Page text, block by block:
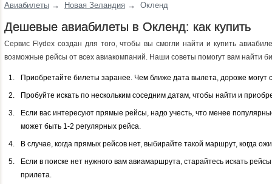
Авиабилеты → Новая Зеландия → Окленд
Дешевые авиабилеты в Окленд: как купить
Сервис Flydex создан для того, чтобы вы смогли найти и купить
возможные рейсы от всех авиакомпаний. Наши советы помогут вам найти
Приобретайте билеты заранее. Чем ближе дата вылета, дороже могут
Пробуйте искать по нескольким соседним датам, чтобы найти и
Если вас интересуют прямые рейсы, надо учесть, что менее
может быть 1-2 регулярных рейса.
В случае, когда прямых рейсов нет, выбирайте такой маршрут, когда
Если в поиске нет нужного вам авиамаршрута, старайтесь искать
прилета.